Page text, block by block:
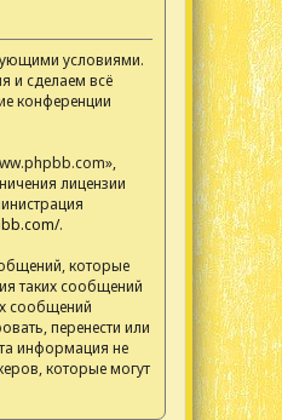
условиями.
и сделаем всё
конференции
лицензии
.
которые
таких сообщений
сообщений
перенести или
информация не
которые могут